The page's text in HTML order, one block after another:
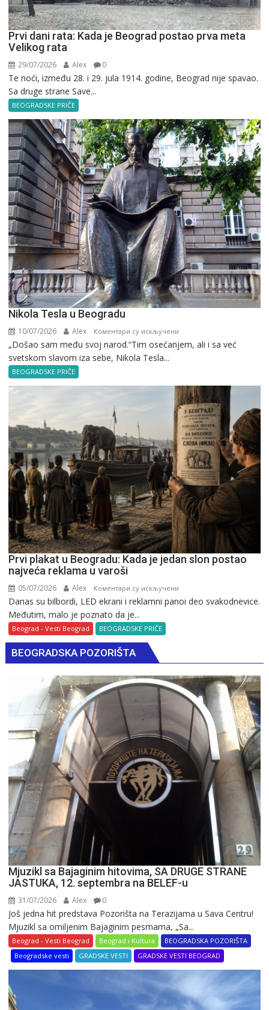
Prvi dani rata: Kada je Beograd postao prva meta
Velikog rata
29/07/2026 Alex 0
Te noći, između 28. i 29. jula 1914. godine, Beograd nije spavao.
Sa druge strane Save...
BEOGRADSKE PRIČE
Nikola Tesla u Beogradu
10/07/2026 Alex Коментари су искључени
Nikola
„Došao sam među svoj narod.“Tim osećanjem, ali i sa već
svetskom slavom iza sebe, Nikola Tesla...
BEOGRADSKE PRIČE
Prvi plakat u Beogradu: Kada je jedan slon postao
najveća reklama u varoši
05/07/2026 Alex Коментари су искључени
Prvi
jedan
slon
postao
najveća
reklama
u
varoši
Danas su bilbordi, LED ekrani i reklamni panoi deo svakodnevice.
Međutim, malo je poznato da je...
Beograd - Vesti Beograd BEOGRADSKE PRIČE
BEOGRADSKA POZORIŠTA
Mjuzikl sa Bajaginim hitovima, SA DRUGE STRANE
JASTUKA, 12. septembra na BELEF-u
31/07/2026 Alex 0
Još jedna hit predstava Pozorišta na Terazijama u Sava Centru!
Mjuzikl sa omiljenim Bajaginim pesmama, „Sa...
Beograd - Vesti Beograd Beograd i Kultura
BEOGRADSKA POZORIŠTA
Beogradske vesti
GRADSKE VESTI GRADSKE VESTI BEOGRAD